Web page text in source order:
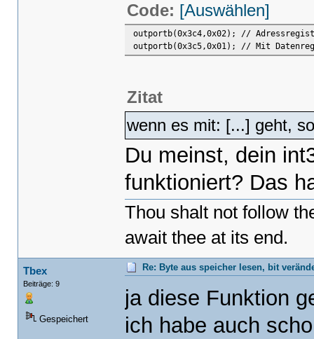
Code: [Auswählen]
outportb(0x3c4,0x02); //
outportb(0x3c5,0x01); // Mit
Zitat
wenn es mit: [...] geht,
Du meinst, dein
funktioniert? Das
Thou shalt not follow
await thee at its end.
Tbex
Beiträge: 9
Gespeichert
Re: Byte aus speicher lesen, bit
ja diese Funktion
ich habe auch